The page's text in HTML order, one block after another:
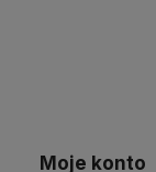
Moje konto